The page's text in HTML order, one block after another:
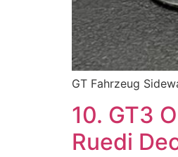
GT Fahrzeug
10. GT3
Ruedi